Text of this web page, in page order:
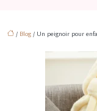
/ Blog / Un peignoir pour